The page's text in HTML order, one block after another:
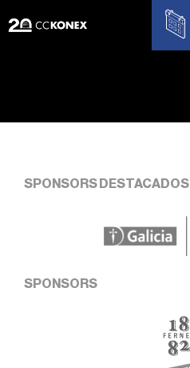
SPONSORS DESTACADOS
SPONSORS